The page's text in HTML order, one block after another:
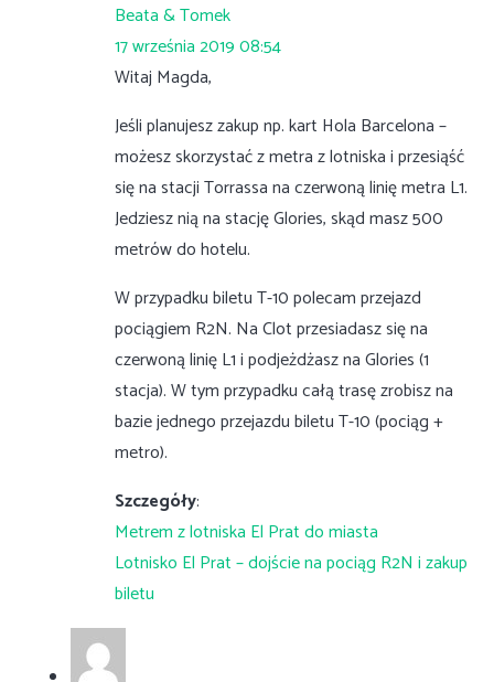
Beata & Tomek
17 września 2019 08:54
Witaj Magda,
Jeśli planujesz zakup np. kart Hola Barcelona –
możesz skorzystać z metra z lotniska i przesiąść
się na stacji Torrassa na czerwoną linię metra L1.
Jedziesz nią na stację Glories, skąd masz 500
metrów do hotelu.
W przypadku biletu T-10 polecam przejazd
pociągiem R2N. Na Clot przesiadasz się na
czerwoną linię L1 i podjeżdżasz na Glories (1
stacja). W tym przypadku całą trasę zrobisz na
bazie jednego przejazdu biletu T-10 (pociąg +
metro).
Szczegóły:
Metrem z lotniska El Prat do miasta
Lotnisko El Prat – dojście na pociąg R2N i zakup
biletu